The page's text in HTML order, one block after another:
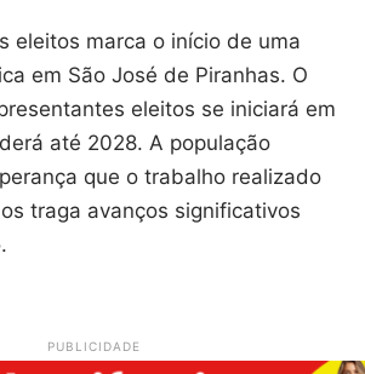
eleitos marca o início de uma
em São José de Piranhas. O
eleitos se iniciará em
até 2028. A população
que o trabalho realizado
traga avanços significativos
PUBLICIDADE